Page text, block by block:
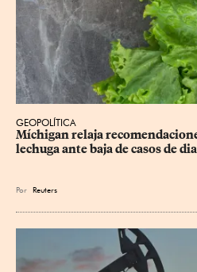
GEOPOLÍTICA
Míchigan relaja
lechuga ante baja de casos de
Por Reuters